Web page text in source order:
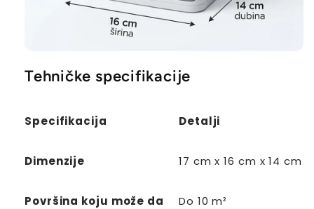
Tehničke specifikacije
Specifikacija Detalji
Dimenzije 17 cm x 16 cm x 14 cm
Površina koju može da
Do 10 m²